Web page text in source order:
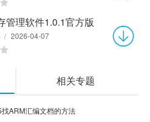
管理软件1.0.1官方版
/ 2026-04-07
相关专题
ARM汇编文档的方法